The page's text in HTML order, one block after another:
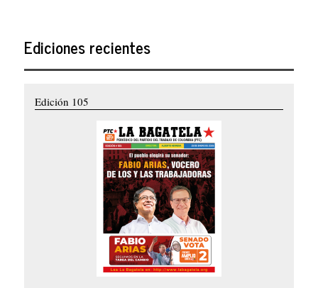
Ediciones recientes
Edición 105